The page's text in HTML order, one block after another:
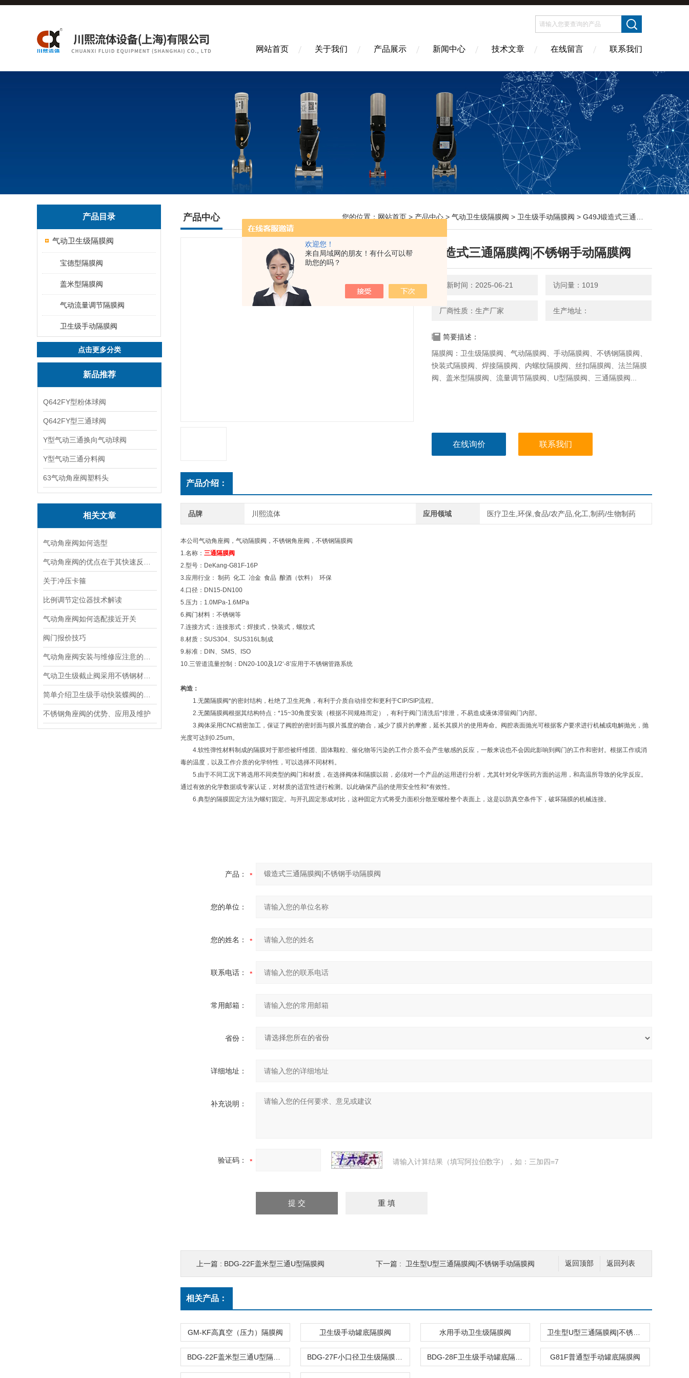
欢迎您！
来自局域网的朋友！有什么可以帮
助您的吗？
网站首页 关于我们 产品展示 新闻中心 技术文章 在线留言 联系我们
产品目录
气动卫生级隔膜阀
宝德型隔膜阀
盖米型隔膜阀
气动流量调节隔膜阀
卫生级手动隔膜阀
点击更多分类
新品推荐
Q642FY型粉体球阀
Q642FY型三通球阀
Y型气动三通换向气动球阀
Y型气动三通分料阀
63气动角座阀塑料头
相关文章
气动角座阀如何选型
关于冲压卡箍
比例调节定位器技术解读
气动角座阀如何选配接近开关
阀门报价技巧
不锈钢角座阀的优势、应用及维护
产品中心 您的位置： 网站首页 > 产品中心 > 气动卫生级隔膜阀 > 卫生级手动隔膜阀 > G49J锻造式三通隔膜阀|不锈钢手动隔膜阀
锻造式三通隔膜阀|不锈钢手动隔膜阀
更新时间：2025-06-21 访问量：1019
厂商性质：生产厂家 生产地址：
简要描述：
隔膜阀：卫生级隔膜阀、气动隔膜阀、手动隔膜阀、不锈钢隔膜阀、
快装式隔膜阀、焊接隔膜阀、内螺纹隔膜阀、丝扣隔膜阀、法兰隔膜
阀、盖米型隔膜阀、流量调节隔膜阀、U型隔膜阀、三通隔膜阀...
在线询价 联系我们
产品介绍：
品牌 川熙流体 应用领域 医疗卫生,环保,食品/农产品,化工,制药/生物制药
本公司气动角座阀，气动隔膜阀，不锈钢角座阀，不锈钢隔膜阀
1.名称： 三通隔膜阀
2.型号：DeKang-G81F-16P
3.应用行业： 制药 化工 冶金 食品 酿酒（饮料） 环保
4.口径：DN15-DN100
5.压力：1.0MPa-1.6MPa
6.阀门材料：不锈钢等
7.连接方式：连接形式：焊接式，快装式，螺纹式
8.材质：SUS304、SUS316L制成
9.标准：DIN、SMS、ISO
10.三管道流量控制：DN20-100及1/2‘-8’应用于不锈钢管路系统
构造：
1.无菌隔膜阀*的密封结构，杜绝了卫生死角，有利于介质自动排空和更利于CIP/SIP流程。
2.无菌隔膜阀根据其结构特点：*15~30角度安装（根据不同规格而定），有利于阀门清洗后*排泄，不易造成液体滞留阀门内部。
3.阀体采用CNC精密加工，保证了阀腔的密封面与膜片孤度的吻合，减少了膜片的摩擦，延长其膜片的使用寿命。阀腔表面抛光可根据客户要求进行机械或电解抛光，抛
光度可达到0.25um。
4.软性弹性材料制成的隔膜对于那些被纤维团、固体颗粒、催化物等污染的工作介质不会产生敏感的反应，一般来说也不会因此影响到阀门的工作和密封。根据工作或消
毒的温度，以及工作介质的化学特性，可以选择不同材料。
5.由于不同工况下将选用不同类型的阀门和材质，在选择阀体和隔膜以前，必须对一个产品的运用进行分析，尤其针对化学医药方面的运用，和高温所导致的化学反应。
通过有效的化学数据或专家认证，对材质的适宜性进行检测。以此确保产品的使用安全性和*有效性。
6.典型的隔膜固定方法为螺钉固定。与开孔固定形成对比，这种固定方式将受力面积分散至螺栓整个表面上，这是以防真空条件下，破坏隔膜的机械连接。
产品：
您的单位：
您的姓名：
联系电话：
常用邮箱：
省份：
详细地址：
补充说明：
验证码： 请输入计算结果（填写阿拉伯数字），如：三加四=7
返回列表
返回顶部
上一篇 : BDG-22F盖米型三通U型隔膜阀 下一篇 : 卫生型U型三通隔膜阀|不锈钢手动隔膜阀
相关产品：
GM-KF高真空（压力）隔膜阀 卫生级手动罐底隔膜阀 水用手动卫生级隔膜阀
G81F普通型手动罐底隔膜阀